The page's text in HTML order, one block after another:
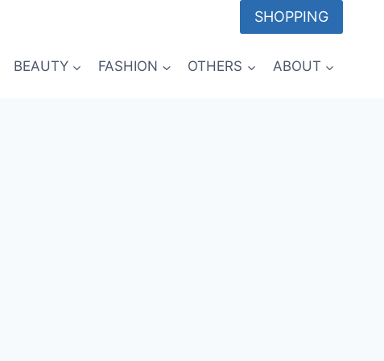
SHOPPING
BEAUTY FASHION OTHERS ABOUT